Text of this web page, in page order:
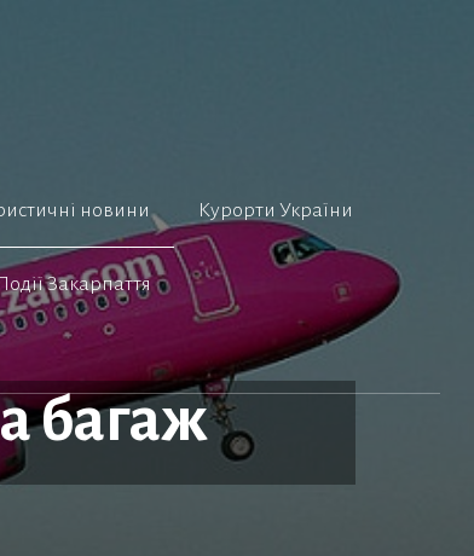
новини Курорти України
Події Закарпаття
багаж